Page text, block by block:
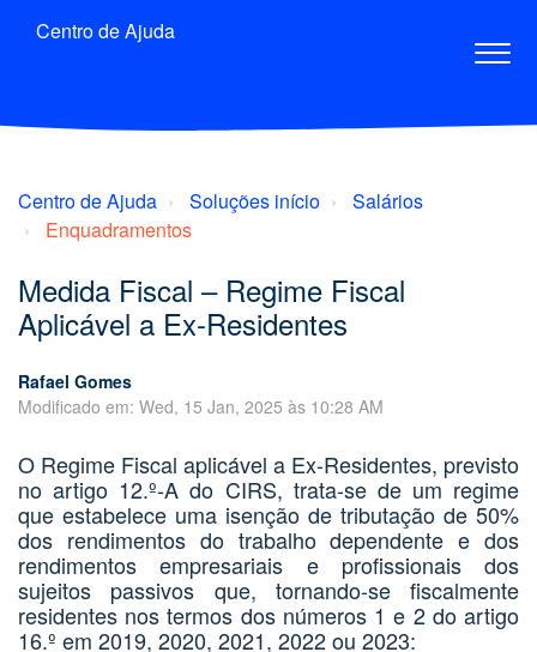
Centro de Ajuda
Centro de Ajuda Soluções início
Salários
Enquadramentos
Medida Fiscal – Regime Fiscal
Aplicável a Ex-Residentes
Rafael Gomes
Modificado em: Wed, 15 Jan, 2025 às 10:28 AM
O Regime Fiscal aplicável a Ex-Residentes, previsto
noartigo 12.º-A do CIRS, trata-se de um regime
que estabelece uma isenção de tributação de 50%
dos rendimentos do trabalho dependente e dos
rendimentos empresariais e profissionais dos
sujeitos passivos que, tornando-se fiscalmente
residentes nos termos dos números 1 e 2 do artigo
16.º em 2019, 2020, 2021, 2022 ou 2023: